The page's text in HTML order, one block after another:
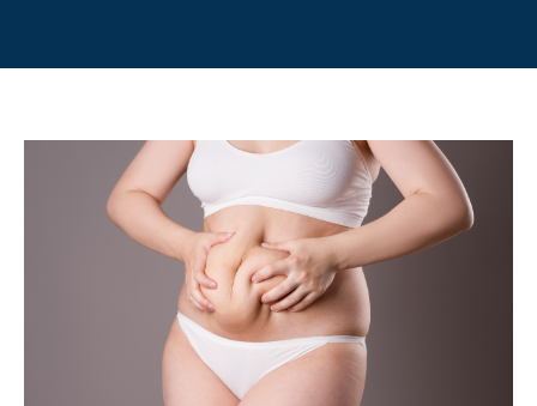
فارسی Perse
Русский( Russe
Anglais )
Español( Espagnol)